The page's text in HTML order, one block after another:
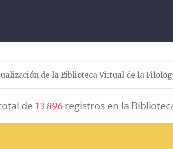
de la Biblioteca Virtual de la
de 13896registros en la